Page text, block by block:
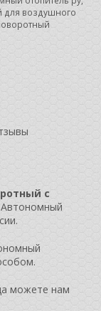
для воздушного
с
можете нам